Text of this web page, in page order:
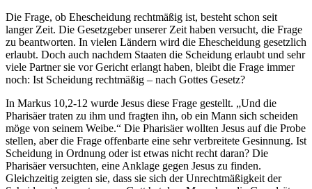
Die Frage, ob Ehescheidung rechtmäßig ist, besteht schon seit
langer Zeit. Die Gesetzgeber unserer Zeit haben versucht, die Frage
zu beantworten. In vielen Ländern wird die Ehescheidung gesetzlich
erlaubt. Doch auch nachdem Staaten die Scheidung erlaubt und sehr
viele Partner sie vor Gericht erlangt haben, bleibt die Frage immer
noch: Ist Scheidung rechtmäßig – nach Gottes Gesetz?
In Markus 10,2-12 wurde Jesus diese Frage gestellt. „Und die
Pharisäer traten zu ihm und fragten ihn, ob ein Mann sich scheiden
möge von seinem Weibe.“ Die Pharisäer wollten Jesus auf die Probe
stellen, aber die Frage offenbarte eine sehr verbreitete Gesinnung. Ist
Scheidung in Ordnung oder ist etwas nicht recht daran? Die
Pharisäer versuchten, eine Anklage gegen Jesus zu finden.
Gleichzeitig zeigten sie, dass sie sich der Unrechtmäßigkeit der